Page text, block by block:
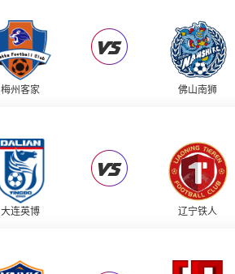
梅州客家 佛山南狮
大连英博 辽宁铁人